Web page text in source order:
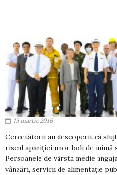
15 martie 2016
Cercetătorii au descoperit că
riscul apariţiei unor boli de inimă
Persoanele de vârstă medie
vânzări, servicii de alimentaţie